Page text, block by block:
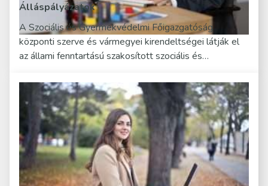
Álláspályázatok
A Szociális és Gyermekvédelmi Főigazgatóság
központi szerve és vármegyei kirendeltségei látják el
az állami fenntartású szakosított szociális és…